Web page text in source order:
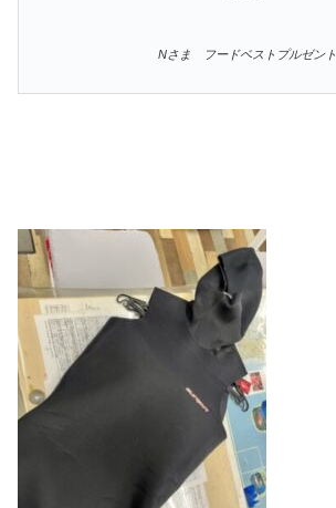
Nさま フードベストプルゼント